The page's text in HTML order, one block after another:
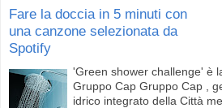
Fare la doccia in 5 minuti con
una canzone selezionata da
Spotify
'Green shower challenge' è
Gruppo Cap Gruppo Cap ,
idrico integrato della Città